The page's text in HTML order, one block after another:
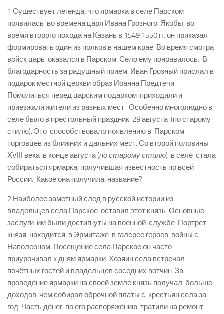
1.Существует легенда, что ярмарка в селе Парском
появилась во времена царя Ивана Грозного. Якобы, во
время второго похода на Казань в 1549­ 1550 гг. он приказал
формировать один из полков в нашем крае. Во время смотра
войск царь оказался в Парском. Село ему понравилось. В
благодарность за радушный прием Иван Грозный прислал в
подарок местной церкви образ Иоанна Предтечи.
Помолиться перед царским подарком приходили и
приезжали жители из разных мест. Особенно многолюдно в
селе было в престольный праздник ­ 29 августа (по старому
стилю). Это способствовало появлению в Парском
торговцев из ближних и дальних мест. Со второй половины
ХVIII века в конце августа (по старому стилю) в селе стала
собираться ярмарка, получившая известность по всей
России. Какое она получила название?
2.Наиболее заметный след в русской истории из
владельцев села Парское оставил этот князь. Основные
заслуги им были достигнуты на военной службе. Портрет
князя находится в Эрмитаже в галерее героев войны с
Наполеоном. Посещение села Парское он часто
приурочивал к дням ярмарки. Хозяин села встречал
почётных гостей и владельцев соседних вотчин. За
проведение ярмарки на своей земле князь получал больше
доходов, чем собирал оброчной платы с крестьян села за
год. Часть денег, по его распоряжению, тратили на ремонт